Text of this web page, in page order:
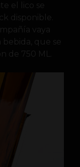
el lico se
disponible.
vaya
que se
de 750 ML.